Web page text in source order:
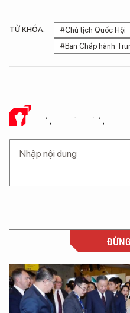
TỪ KHÓA: #Chủ tịch Quốc Hội
#Ban Chấp hành
Ý KIẾN CỦA BẠN